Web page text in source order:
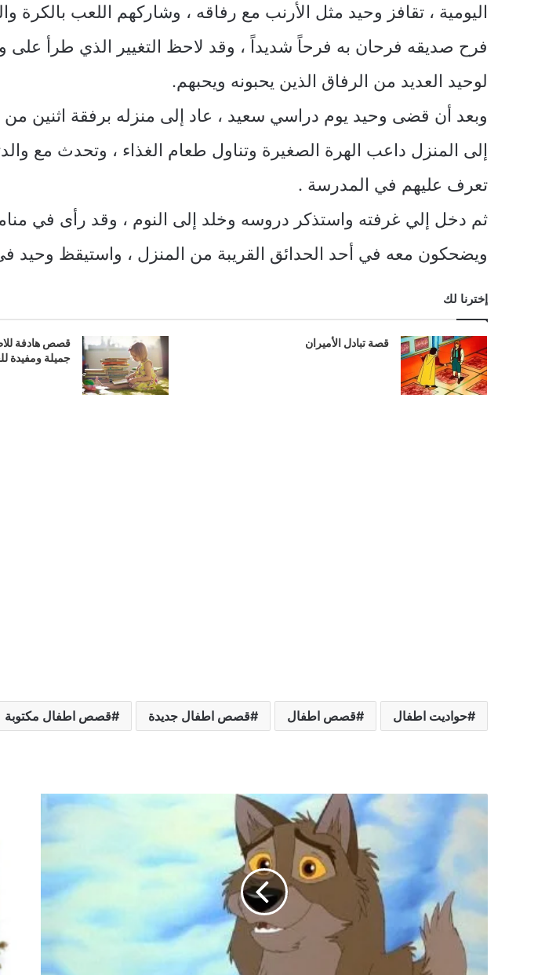
اليومية ، تقافز وحيد مثل الأرنب مع رفاقه ، وشاركهم اللعب بالكرة
فرح صديقه فرحان به فرحاً شديداً ، وقد لاحظ التغيير الذي طرأ على
لوحيد العديد من الرفاق الذين يحبونه ويحبهم.
وبعد أن قضى وحيد يوم دراسي سعيد ، عاد إلى منزله برفقة اثنين
إلى المنزل داعب الهرة الصغيرة وتناول طعام الغذاء ، وتحدث مع
تعرف عليهم في المدرسة .
ثم دخل إلي غرفته واستذكر دروسه وخلد إلى النوم ، وقد رأى في
ويضحكون معه في أحد الحدائق القريبة من المنزل ، واستيقظ وحيد
إخترنا لك
قصة تبادل الأميران
قصص هادفة
جميلة ومفيدة
حواديت اطفال قصص اطفال قصص اطفال جديدة قصص اطفال مكتوبة